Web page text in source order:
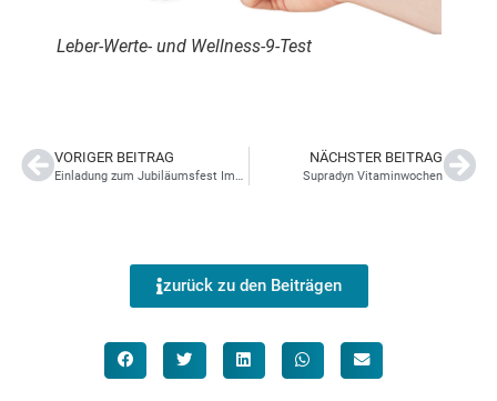
Leber-Werte- und Wellness-9-Test
VORIGER BEITRAG
Einladung zum Jubiläumsfest Imkerverein Molln
NÄCHSTER BEITRAG
Supradyn Vitaminwochen
zurück zu den Beiträgen